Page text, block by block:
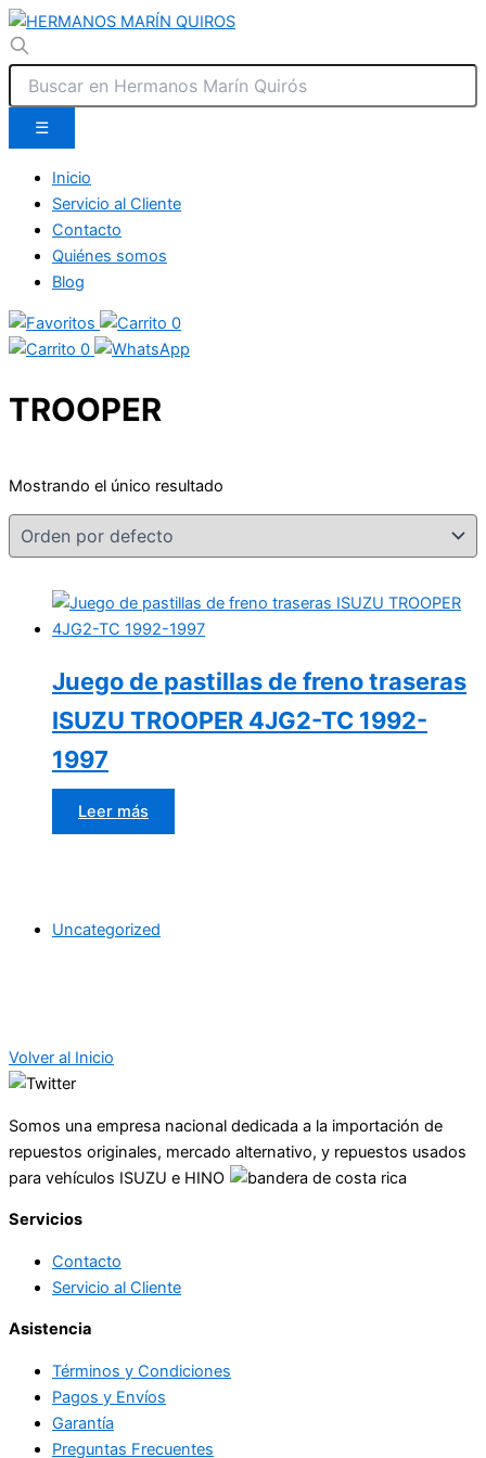
☰
Inicio
Servicio al Cliente
Contacto
Quiénes somos
Blog
0
0
Uncategorized
TROOPER
Mostrando el único resultado
Juego de pastillas de freno traseras
ISUZU TROOPER 4JG2-TC 1992-
1997
Leer más
Volver al Inicio
Somos una empresa nacional dedicada a la importación de
repuestos originales, mercado alternativo, y repuestos usados
para vehículos ISUZU e HINO
Servicios
Contacto
Servicio al Cliente
Asistencia
Términos y Condiciones
Pagos y Envíos
Garantía
Preguntas Frecuentes